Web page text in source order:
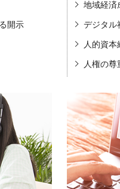
開示
地域経済
デジタル
人的資本
人権の尊